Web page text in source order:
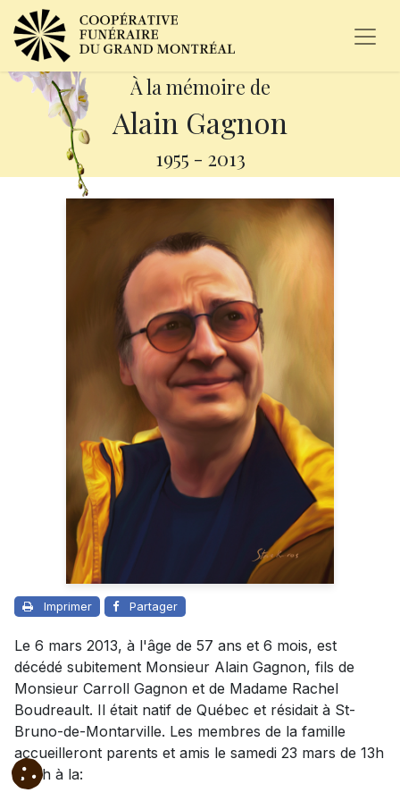
À la mémoire de
Alain Gagnon
1955 - 2013
Imprimer Partager
Le 6 mars 2013, à l'âge de 57 ans et 6 mois, est
décédé subitement Monsieur Alain Gagnon, fils de
Monsieur Carroll Gagnon et de Madame Rachel
Boudreault. Il était natif de Québec et résidait à St-
Bruno-de-Montarville. Les membres de la famille
accueilleront parents et amis le samedi 23 mars de 13h
à 17h à la: